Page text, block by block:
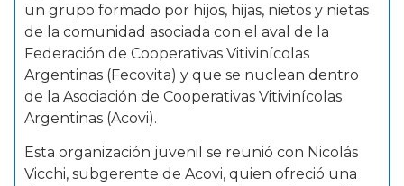
un grupo formado por hijos, hijas, nietos y nietas
de la comunidad asociada con el aval de la
Federación de Cooperativas Vitivinícolas
Argentinas (Fecovita) y que se nuclean dentro
de la Asociación de Cooperativas Vitivinícolas
Argentinas (Acovi).
Esta organización juvenil se reunió con Nicolás
Vicchi, subgerente de Acovi, quien ofreció una